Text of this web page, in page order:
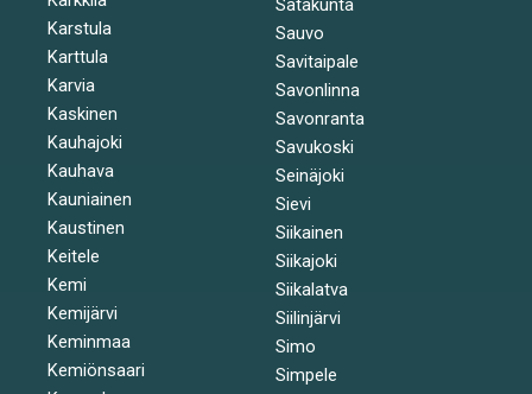
Karstula
Karttula
Karvia
Kaskinen
Kauhajoki
Kauhava
Kauniainen
Kaustinen
Keitele
Kemi
Kemijärvi
Keminmaa
Kemiönsaari
Satakunta
Sauvo
Savitaipale
Savonlinna
Savonranta
Savukoski
Seinäjoki
Sievi
Siikainen
Siikajoki
Siikalatva
Siilinjärvi
Simo
Simpele